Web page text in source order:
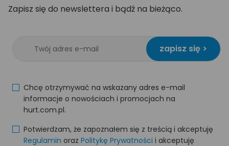
Zapisz się do newslettera i bądź na bieżąco.
zapisz się >
Chcę otrzymywać na wskazany adres e-mail
informacje o nowościach i promocjach na
hurt.com.pl.
Potwierdzam, że zapoznałem się z treścią i akceptuję
Regulamin oraz Politykę Prywatności i akceptuję